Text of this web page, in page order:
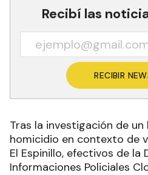
Recibí las
RECIBIR
Tras la investigación de
homicidio en contexto de
El Espinillo, efectivos de la
Informaciones Policiales